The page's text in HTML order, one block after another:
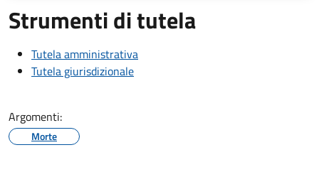
Strumenti di tutela
Tutela amministrativa
Tutela giurisdizionale
Argomenti:
Morte